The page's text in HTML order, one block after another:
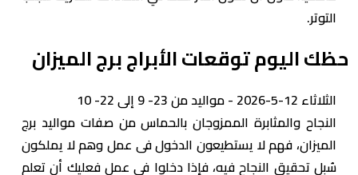
التوتر.
حظك اليوم توقعات الأبراج برج الميزان
الثلاثاء 12-5-2026 - مواليد من 23- 9 إلى 22- 10
النجاح والمثابرة الممزوجان بالحماس من صفات مواليد برج
الميزان، فهم لا يستطيعون الدخول فى عمل وهم لا ‏يملكون
سُبل تحقيق النجاح فيه، فإذا دخلوا فى عمل فعليك أن تعلم